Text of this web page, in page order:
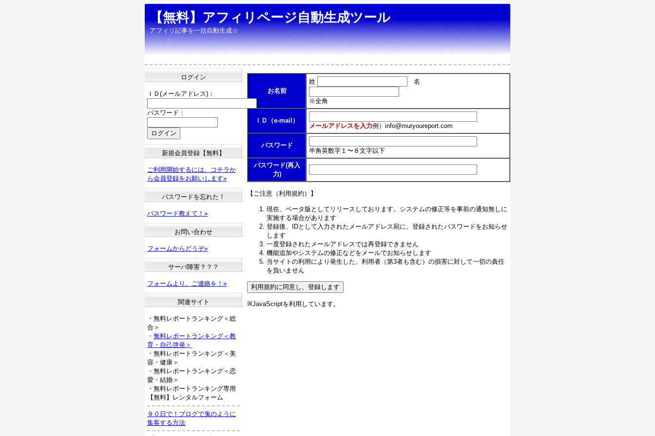
【無料】アフィリページ自動生成ツール
アフィリ記事を一括自動生成☆
お名前
姓 名
※全角
ＩＤ（e-mail）
メールアドレスを入力例） info@muryoureport.com
パスワード
半角英数字１〜８文字以下
パスワード(再入
力)
【ご注意（利用規約）】
現在、ベータ版としてリリースしております。システムの修正等を事前の通知無しに
実施する場合があります
登録後、IDとして入力されたメールアドレス宛に、登録されたパスワードをお知らせ
します
一度登録されたメールアドレスでは再登録できません
機能追加やシステムの修正などをメールでお知らせします
当サイトの利用により発生した、利用者（第3者も含む）の損害に対して一切の責任
を負いません
※JavaScriptを利用しています。
ログイン
ＩＤ(メールアドレス)：
パスワード：
新規会員登録【無料】
ご利用開始するには、コチラか
ら会員登録をお願いします»
パスワードを忘れた！
パスワード教えて！»
お問い合わせ
フォームからどうぞ»
サーバ障害？？？
フォームより、ご連絡を！»
関連サイト
・無料レポートランキング＜総
合＞
・ 無料レポートランキング＜教
育・自己啓発＞
・無料レポートランキング＜美
容・健康＞
・無料レポートランキング＜恋
愛・結婚＞
・無料レポートランキング専用
【無料】レンタルフォーム
９０日で！ブログで鬼のように
集客する方法